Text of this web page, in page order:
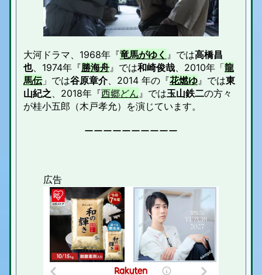
大河ドラマ、1968年『竜馬がゆく 』では高橋昌
也、1974年『勝海舟』では和崎俊哉、2010年「龍
馬伝」では谷原章介、2014 年の『花燃ゆ』では東
山紀之、2018年『西郷どん』では玉山鉄二の方々
が桂小五郎（木戸孝允）を演じています。
ーーーーーーーーーー